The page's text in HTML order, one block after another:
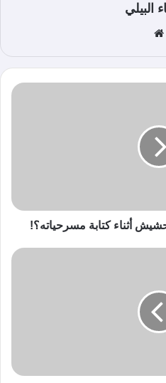
البيلي
الوي
ب
أثناء كتابة مسرحياته؟!